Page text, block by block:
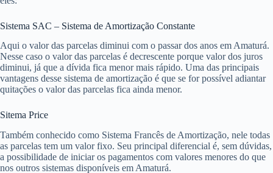
Sistema SAC – Sistema de Amortização Constante
Aqui o valor das parcelas diminui com o passar dos anos em Amaturá.
Nesse caso o valor das parcelas é decrescente porque valor dos juros
diminui, já que a dívida fica menor mais rápido. Uma das principais
vantagens desse sistema de amortização é que se for possível adiantar
quitações o valor das parcelas fica ainda menor.
Sitema Price
Também conhecido como Sistema Francês de Amortização, nele todas
as parcelas tem um valor fixo. Seu principal diferencial é, sem dúvidas,
a possibilidade de iniciar os pagamentos com valores menores do que
nos outros sistemas disponíveis em Amaturá.